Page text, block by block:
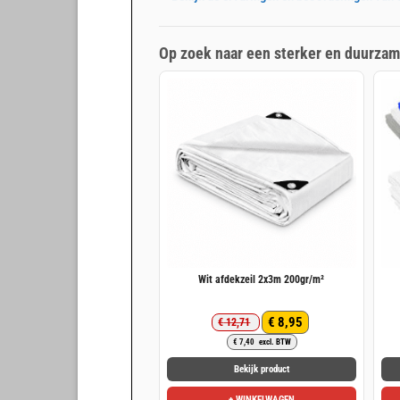
Op zoek naar een sterker en
Wit afdekzeil 2x3m 200gr/m²
€12,71
Oorspronkelijke
prijs
was:
€ 12,71.
€ 8,95
Huidige
prijs
is:
€ 8,95.
€ 7,40 excl. BTW
Bekijk product